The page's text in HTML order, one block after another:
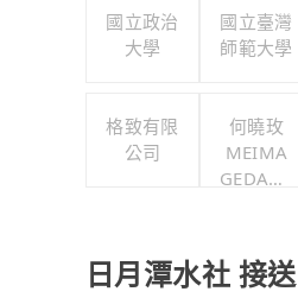
國立政治
大學
國立臺灣
師範大學
格致有限
公司
何曉玫
MEIMA
GEDANC
日月潭水社 接